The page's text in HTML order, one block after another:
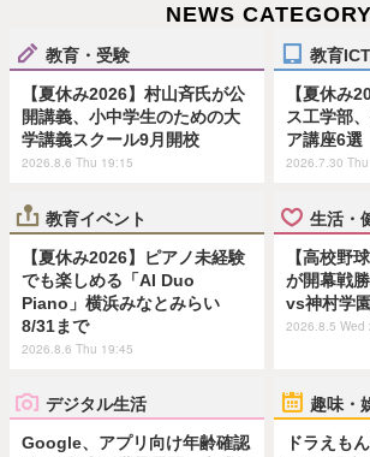
NEWS CATEGORY
教育・受験
【夏休み2026】村山斉氏が公
開講義、小中学生のための大
学講義スクール9月開校
2026.8.6 Thu 19:15
教育ICT
【夏休み
ス工学部
ア講座6選
2026.7.30
教育イベント
【夏休み2026】ピアノ未経験
でも楽しめる「AI Duo
Piano」横浜みなとみらい
8/31まで
2026.8.6 Thu 19:45
生活・
【高校野
が開幕戦
vs神村学
2026.8.5 Wed
デジタル生活
Google、アプリ向け年齢確認
趣味・
ドラえも